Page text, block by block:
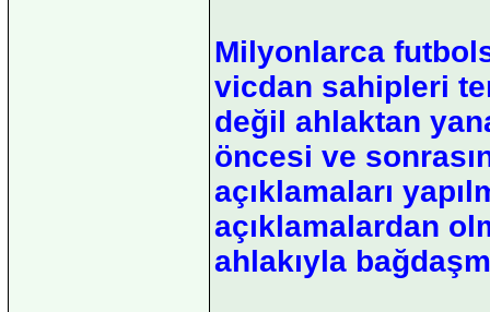
Milyonlarca
vicdan sahipleri
değil ahlaktan
öncesi ve
açıklamaları
açıklamalardan
ahlakıyla